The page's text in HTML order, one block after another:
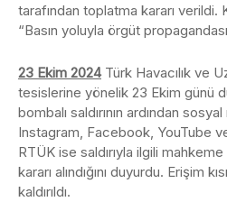
tarafından toplatma kararı verildi.
“Basın yoluyla örgüt
23 Ekim 2024 Türk Havacılık ve
tesislerine yönelik 23 Ekim günü
bombalı saldırının ardından
Instagram, Facebook, YouTube ve
RTÜK ise saldırıyla ilgili mahkeme
kararı alındığını duyurdu. Erişim
kaldırıldı.